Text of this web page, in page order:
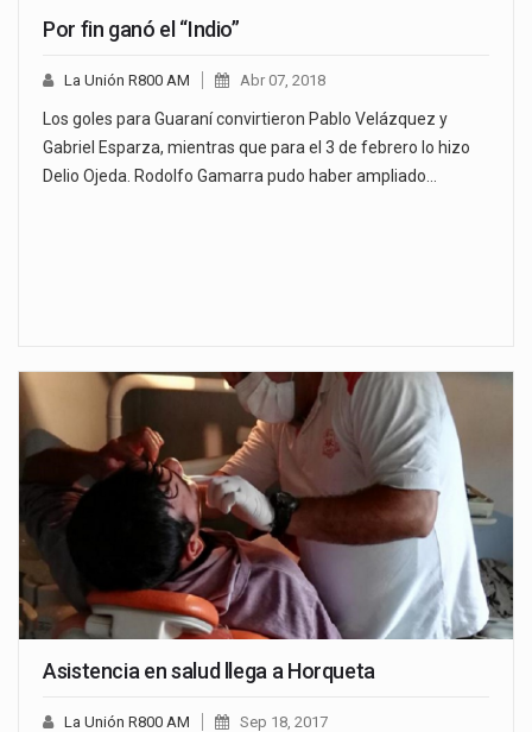
Por fin ganó el “Indio”
La Unión R800 AM Abr 07, 2018
Los goles para Guaraní convirtieron Pablo Velázquez y
Gabriel Esparza, mientras que para el 3 de febrero lo hizo
Delio Ojeda. Rodolfo Gamarra pudo haber ampliado…
Asistencia en salud llega a Horqueta
La Unión R800 AM Sep 18, 2017